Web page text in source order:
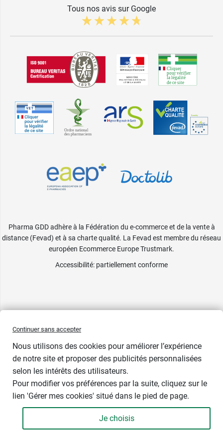
- +
4,55 €
Tous nos avis sur Google
Pharma GDD adhère à la Fédération du e-commerce et de la vente à
distance (Fevad) et à sa charte qualité. La Fevad est membre du réseau
européen Ecommerce Europe Trustmark.
Accessibilité: partiellement conforme
Continuer sans accepter
Nous utilisons des cookies pour améliorer l’expérience
de notre site et proposer des publicités personnalisées
selon les intérêts des utilisateurs.
Pour modifier vos préférences par la suite, cliquez sur le
lien 'Gérer mes cookies' situé dans le pied de page.
Je choisis